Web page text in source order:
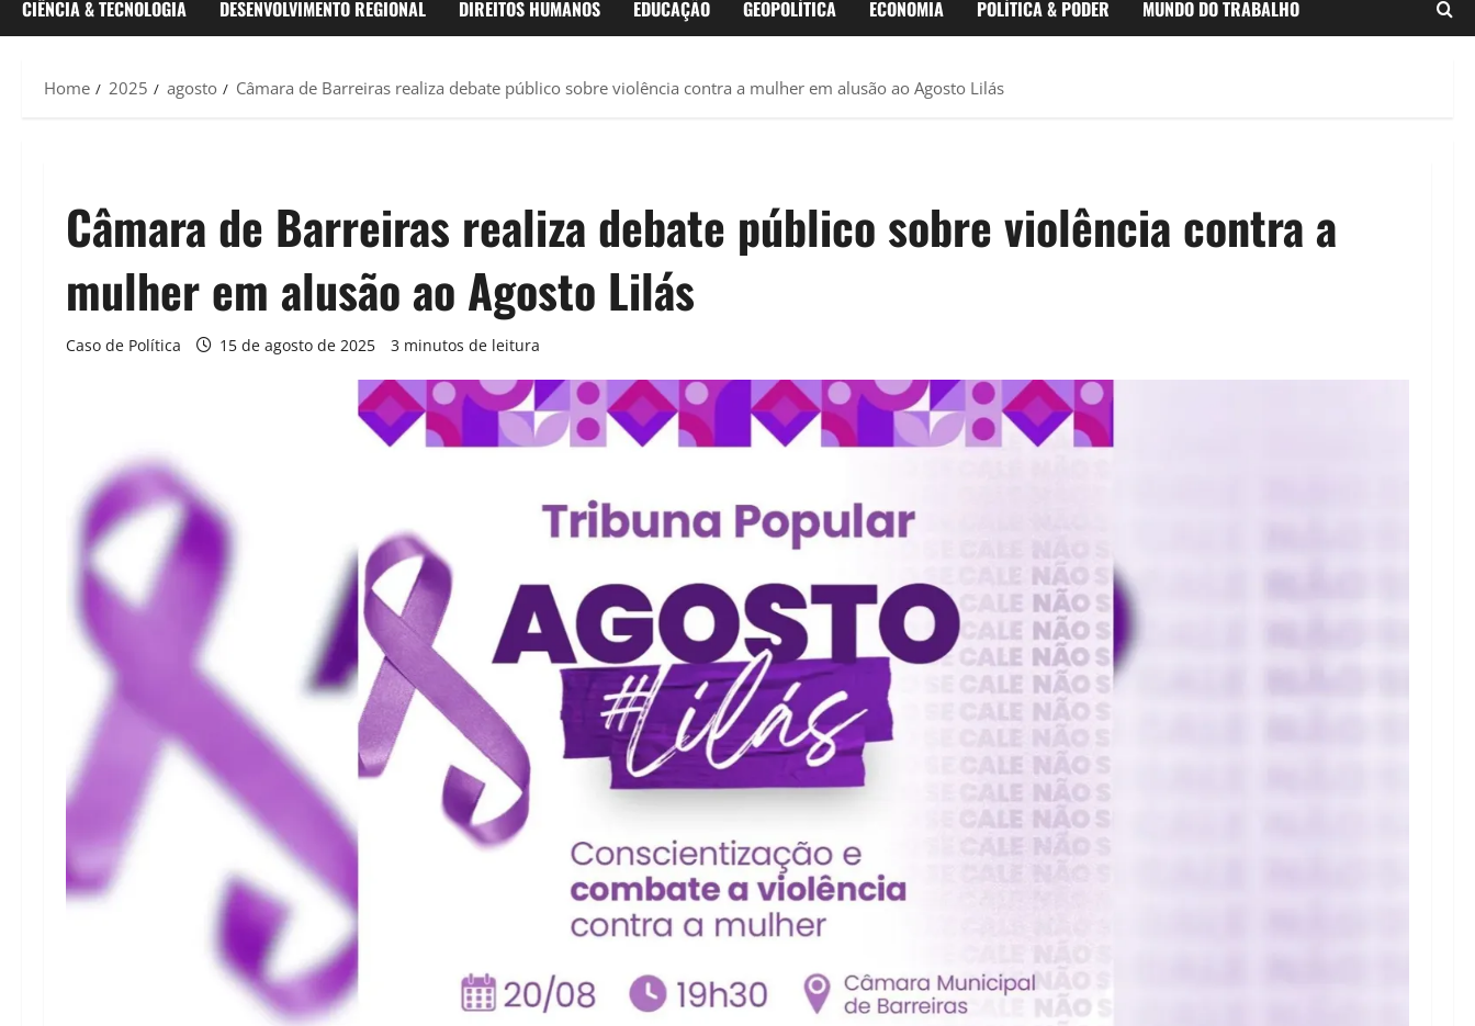
CIÊNCIA & TECNOLOGIA DESENVOLVIMENTO REGIONAL DIREITOS HUMANOS EDUCAÇÃO GEOPOLÍTICA ECONOMIA POLÍTICA & PODER MUNDO DO TRABALHO
Home 2025 agosto Câmara de Barreiras realiza debate público sobre violência contra a mulher em alusão ao Agosto Lilás
Câmara de Barreiras realiza debate público sobre violência contra a
mulher em alusão ao Agosto Lilás
Caso de Política 15 de agosto de 2025 3 minutos de leitura